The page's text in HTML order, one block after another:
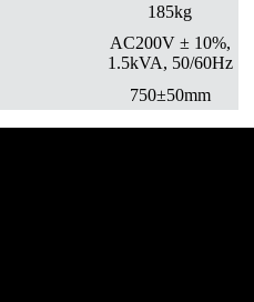
185kg
AC200V ± 10%,
1.5kVA, 50/60Hz
750±50mm